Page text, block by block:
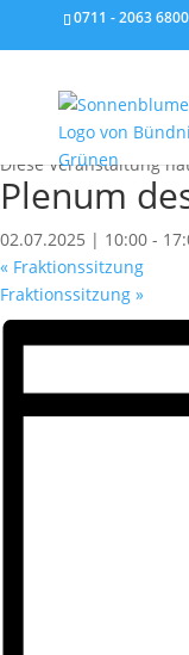
0711 - 2063 6800
« Alle Veranstaltungen
Diese Veranstaltung
Plenum
02.07.2025 | 10:00 -
« Fraktionssitzung
Fraktionssitzung »